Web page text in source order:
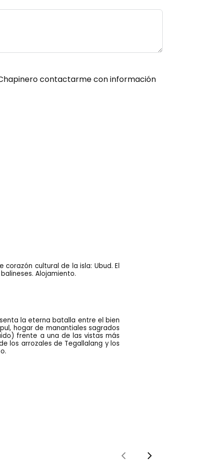
contactarme con información
cultural de la isla: Ubud. El
Alojamiento.
la eterna batalla entre el bien
hogar de manantiales sagrados
frente a una de las vistas más
los arrozales de Tegallalang y los